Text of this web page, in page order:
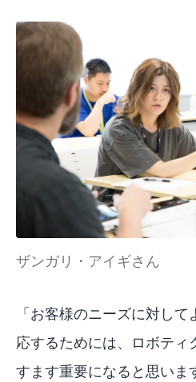
ザンガリ・アイギさん
「お客様のニーズに対し
応するためには、ロボティ
すます重要になると思いま